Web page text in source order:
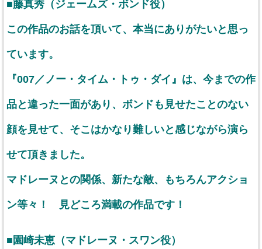
■藤真秀（ジェームズ・ボンド役）
この作品のお話を頂いて、本当にありがたいと思っ
ています。
『007／ノー・タイム・トゥ・ダイ』は、今までの作
品と違った一面があり、ボンドも見せたことのない
顔を見せて、そこはかなり難しいと感じながら演ら
せて頂きました。
マドレーヌとの関係、新たな敵、もちろんアクショ
ン等々！ 見どころ満載の作品です！
■園崎未恵（マドレーヌ・スワン役）